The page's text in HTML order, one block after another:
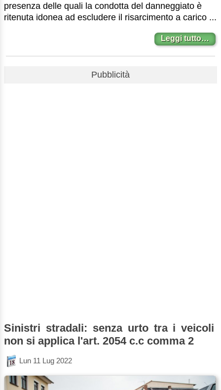
presenza delle quali la condotta del danneggiato è
ritenuta idonea ad escludere il risarcimento a carico ...
Leggi tutto…
Pubblicità
Sinistri stradali: senza urto tra i veicoli
non si applica l'art. 2054 c.c comma 2
Lun 11 Lug 2022